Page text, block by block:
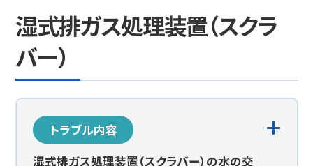
湿式排ガス処理装置（スクラ
バー）
トラブル内容
湿式排ガス処理装置（スクラバー）の水の交